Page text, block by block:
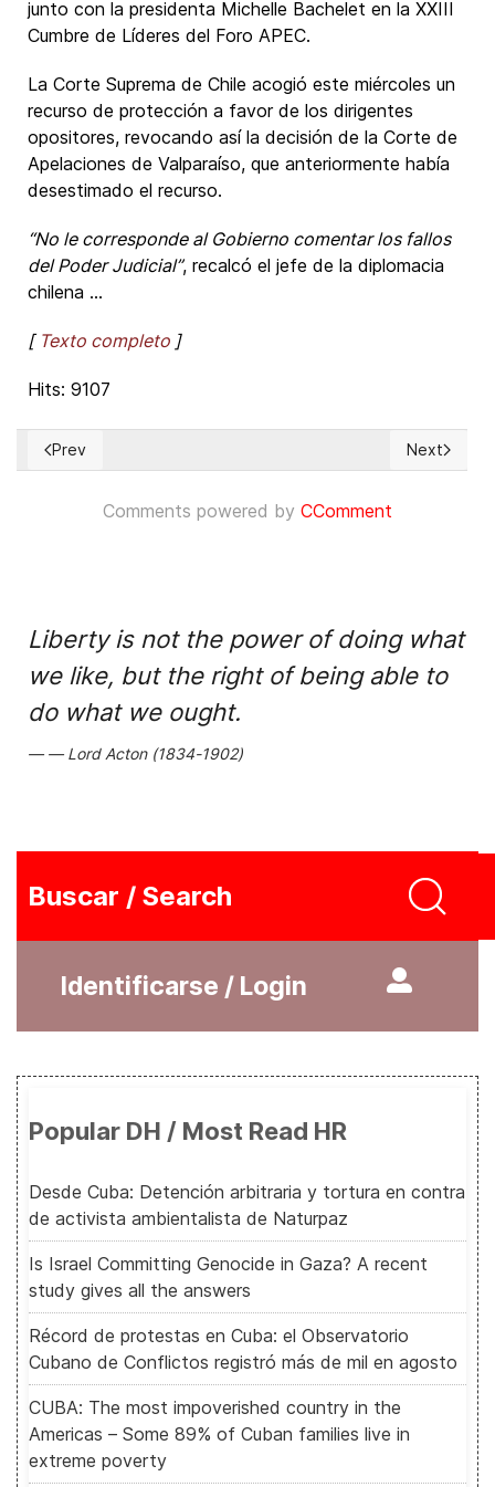
junto con la presidenta Michelle Bachelet en la XXIII
Cumbre de Líderes del Foro APEC.
La Corte Suprema de Chile acogió este miércoles un
recurso de protección a favor de los dirigentes
opositores, revocando así la decisión de la Corte de
Apelaciones de Valparaíso, que anteriormente había
desestimado el recurso.
“No le corresponde al Gobierno comentar los fallos
del Poder Judicial”, recalcó el jefe de la diplomacia
chilena ...
[ Texto completo ]
Hits: 9107
Previous article: Dignitatis Humanæ confirmed in 1965 a
Prev Next
Next
Comments powered by CComment
Liberty is not the power of doing what
we like, but the right of being able to
do what we ought.
Lord Acton (1834-1902)
Buscar / Search
Identificarse / Login
Popular DH / Most Read HR
Desde Cuba: Detención arbitraria y tortura en contra
de activista ambientalista de Naturpaz
Is Israel Committing Genocide in Gaza? A recent
study gives all the answers
Récord de protestas en Cuba: el Observatorio
Cubano de Conflictos registró más de mil en agosto
CUBA: The most impoverished country in the
Americas – Some 89% of Cuban families live in
extreme poverty